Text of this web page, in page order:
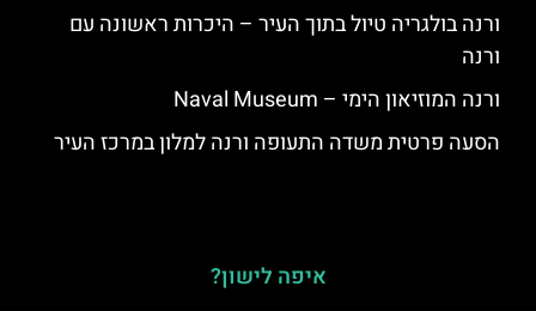
ורנה בולגריה טיול בתוך העיר – היכרות ראשונה עם
ורנה
ורנה המוזיאון הימי – Naval Museum
הסעה פרטית משדה התעופה ורנה למלון במרכז העיר
איפה לישון?